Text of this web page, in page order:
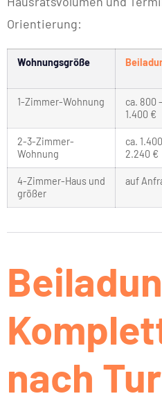
Orientierung:
Wohnungsgröße
1-Zimmer-Wohnung
ca. 800 –
1.400 €
2-3-Zimmer-
Wohnung
ca.
2.240 €
4-Zimmer-Haus und
größer
auf
nach